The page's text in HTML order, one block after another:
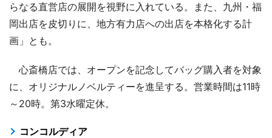
らなる直営店の展開を視野に入れている。また、九州・福
岡出店を皮切りに、地方有力店への出店を本格化する計
画」とも。
心斎橋店では、オープンを記念してバッグ購入者を対象
に、オリジナルノベルティーを進呈する。営業時間は11時
～20時。第3水曜定休。
コンコルディア